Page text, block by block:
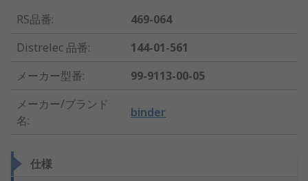
RS品番:
469-064
Distrelec 品番:
144-01-561
メーカー型番:
99-9113-00-05
メーカー/ブランド
名:
binder
仕様